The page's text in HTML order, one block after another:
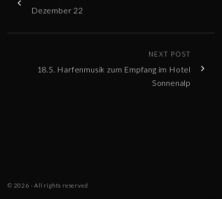
Dezember 22
NEXT POST
18.5. Harfenmusik zum Empfang im Hotel
Sonnenalp
© 2026 - All rights reserved